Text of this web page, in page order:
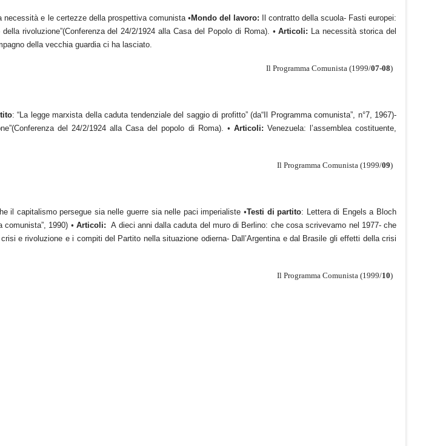
necessità e le certezze della prospettiva comunista • Mondo del lavoro:
Il contratto della scuola- Fasti europei:
rivoluzione”(Conferenza del 24/2/1924 alla Casa del Popolo di Roma). •Articoli: La necessità storica del
della vecchia guardia ci ha lasciato.
Il Programma Comunista (1999/07-08)
: “La legge marxista della caduta tendenziale del saggio di profitto” (da“Il Programma comunista”, n°7, 1967)-
del 24/2/1924 alla Casa del popolo di Roma). • Articoli: Venezuela: l’assemblea costituente,
Il Programma Comunista (1999/09)
il capitalismo persegue sia nelle guerre sia nelle paci imperialiste •Testi di partito: Lettera di Engels a Bloch
comunista”, 1990) • Articoli: A dieci anni dalla caduta del muro di Berlino: che cosa scrivevamo nel 1977- che
e rivoluzione e i compiti del Partito nella situazione odierna- Dall’Argentina e dal Brasile gli effetti della crisi
Il Programma Comunista (1999/10)